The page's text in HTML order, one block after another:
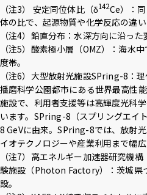
（注3） 安定同位体比（δ142Ce）：
体の比で、起源物質や化学反応の違い
（注4）鉛直分布：水深方向に沿った
（注5）酸素極小層（OMZ）：海水
度帯。
（注6）大型放射光施設SPring-8：
播磨科学公園都市にある世界最高性
施設で、利用者支援等は高輝度光科
います。SPring-8（スプリングエ
8 GeVに由来。SPring-8では、放射
イオテクノロジーや産業利用まで幅広
（注7）高エネルギー加速器研究機
験施設（Photon Factory）：茨城県
設。